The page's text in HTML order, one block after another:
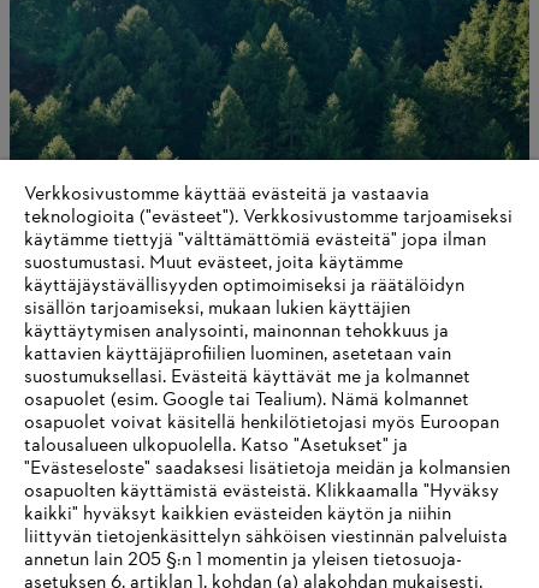
Maailmanlaajuinen verkosto
Tietoa toimittajille
Tuotteet
Yhteystiedot
Ura
Ilmiantajajärjestelmä
Verkkosivustomme käyttää evästeitä ja vastaavia
teknologioita ("evästeet"). Verkkosivustomme tarjoamiseksi
käytämme tiettyjä "välttämättömiä evästeitä" jopa ilman
suostumustasi. Muut evästeet, joita käytämme
käyttäjäystävällisyyden optimoimiseksi ja räätälöidyn
sisällön tarjoamiseksi, mukaan lukien käyttäjien
käyttäytymisen analysointi, mainonnan tehokkuus ja
kattavien käyttäjäprofiilien luominen, asetetaan vain
suostumuksellasi. Evästeitä käyttävät me ja kolmannet
osapuolet (esim. Google tai Tealium). Nämä kolmannet
osapuolet voivat käsitellä henkilötietojasi myös Euroopan
talousalueen ulkopuolella. Katso "Asetukset" ja
"Evästeseloste" saadaksesi lisätietoja meidän ja kolmansien
osapuolten käyttämistä evästeistä. Klikkaamalla "Hyväksy
kaikki" hyväksyt kaikkien evästeiden käytön ja niihin
liittyvän tietojenkäsittelyn sähköisen viestinnän palveluista
annetun lain 205 §:n 1 momentin ja yleisen tietosuoja-